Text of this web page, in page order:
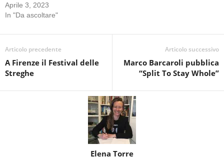
Aprile 3, 2023
In "Da ascoltare"
Articolo precedente
A Firenze il Festival delle
Streghe
Articolo successivo
Marco Barcaroli pubblica
“Split To Stay Whole”
Elena Torre